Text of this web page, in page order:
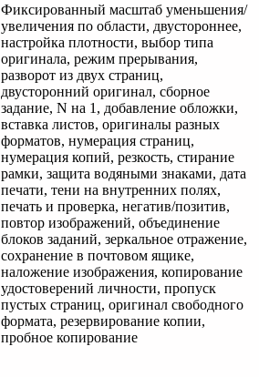
Фиксированный масштаб уменьшения/
увеличения по области, двустороннее,
настройка плотности, выбор типа
оригинала, режим прерывания,
разворот из двух страниц,
двусторонний оригинал, сборное
задание, N на 1, добавление обложки,
вставка листов, оригиналы разных
форматов, нумерация страниц,
нумерация копий, резкость, стирание
рамки, защита водяными знаками, дата
печати, тени на внутренних полях,
печать и проверка, негатив/позитив,
повтор изображений, объединение
блоков заданий, зеркальное отражение,
сохранение в почтовом ящике,
наложение изображения, копирование
удостоверений личности, пропуск
пустых страниц, оригинал свободного
формата, резервирование копии,
пробное копирование